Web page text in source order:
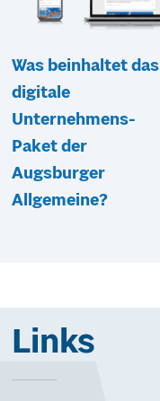
Was beinhaltet das
digitale
Unternehmens-
Paket der
Augsburger
Allgemeine?
Links